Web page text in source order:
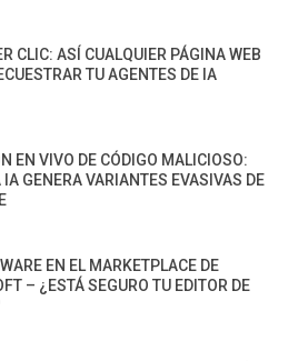
CLIC: ASÍ CUALQUIER PÁGINA WEB
TU AGENTES DE IA
EN VIVO DE CÓDIGO MALICIOSO:
IA GENERA VARIANTES EVASIVAS DE
EN EL MARKETPLACE DE
– ¿ESTÁ SEGURO TU EDITOR DE